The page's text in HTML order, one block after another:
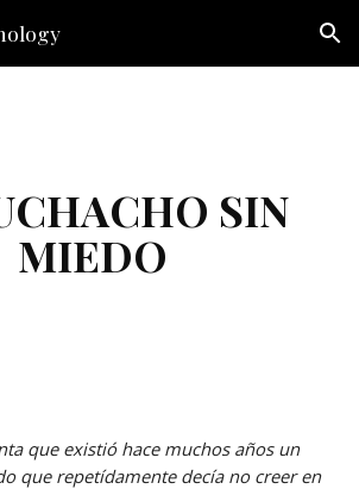
Skip to navigation
SIN
MIEDO
que existió hace muchos años un
que repetídamente decía no creer en